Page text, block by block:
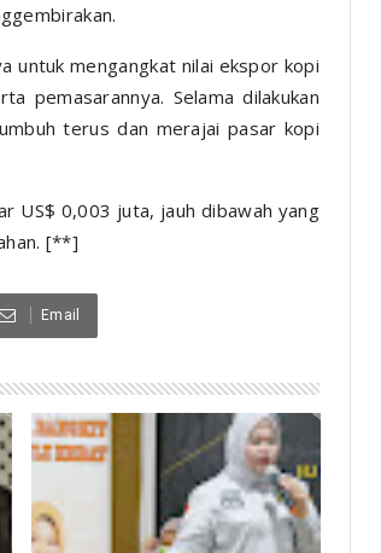
untuk mengangkat nilai ekspor kopi
pemasarannya. Selama dilakukan
terus dan merajai pasar kopi
US$ 0,003 juta, jauh dibawah yang
[**]
Email